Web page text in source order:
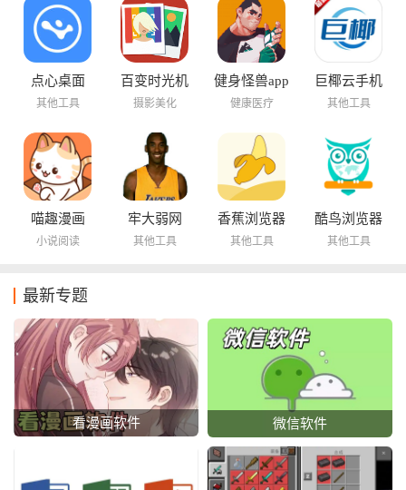
点心桌面
其他工具
百变时光机
摄影美化
健身怪兽app
健康医疗
巨椰云手机
其他工具
喵趣漫画
小说阅读
牢大弱网
其他工具
香蕉浏览器
其他工具
酷鸟浏览器
其他工具
最新专题
看漫画软件 微信软件